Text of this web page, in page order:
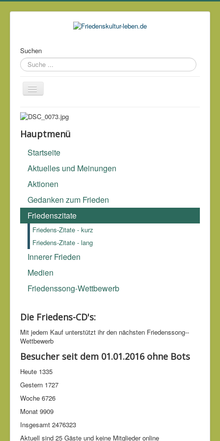
Suchen
Über mich
Kontakt
Links
Archiv
Was ist unmoralischer als Krieg?
1814)
Hauptmenü
Startseite
Aktuelles und Meinungen
Aktionen
Gedanken zum Frieden
Friedenszitate
Friedens-Zitate - kurz
Friedens-Zitate - lang
Innerer Frieden
Medien
Friedenssong-Wettbewerb
Die Friedens-CD's:
Mit jedem Kauf unter­stützt ihr den nächsten Friedens­song-­
Wettbe­werb
Besucher seit dem 01.01.2016 ohne Bots
Heute 1335
Gestern 1727
Woche 6726
Monat 9909
Insgesamt 2476323
Aktuell sind 25 Gäste und keine Mitglieder online